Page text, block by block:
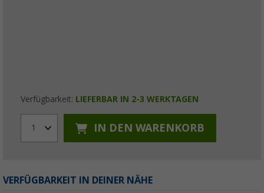
Verfügbarkeit: LIEFERBAR IN 2-3 WERKTAGEN
1 IN DEN WARENKORB
VERFÜGBARKEIT IN DEINER NÄHE